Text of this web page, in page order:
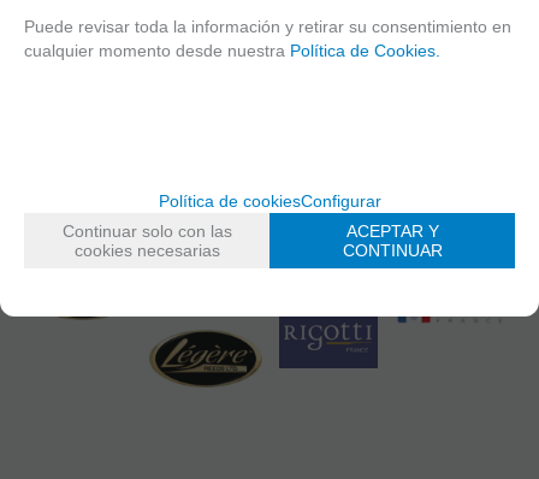
35,72 €
21.00%IVA
A CESTA
2,70 €
21.00%IVA
AÑADIR
A CESTA
2,62 €
21.00%IVA
RESERVA
PREPAGO
2,62 €
21.00%
A CESTA
Puede revisar toda la información y retirar su consentimiento en
cualquier momento desde nuestra Política de Cookies.
Política de cookiesConfigurar
Continuar solo con las
cookies necesarias
ACEPTAR Y
CONTINUAR